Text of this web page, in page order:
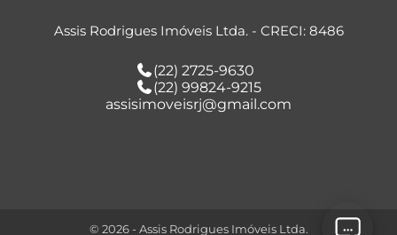
Assis Rodrigues Imóveis Ltda. - CRECI: 8486
(22) 2725-9630
(22) 99824-9215
assisimoveisrj@gmail.com
© 2026 - Assis Rodrigues Imóveis Ltda.